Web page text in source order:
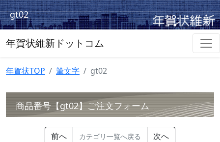
gt02
年賀状維新ドットコム
年賀状TOP 筆文字 gt02
商品番号【gt02】ご注文フォーム
前へ カテゴリ一覧へ戻る
次へ